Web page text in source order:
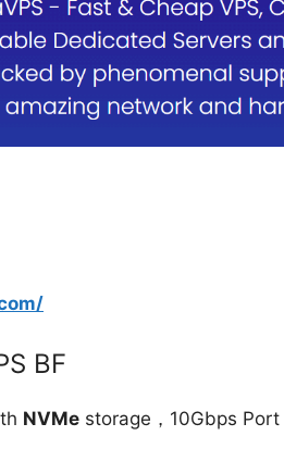
BF
NVMe storage，10Gbps